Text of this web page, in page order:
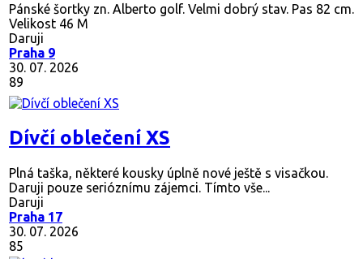
Pánské šortky zn. Alberto golf. Velmi dobrý stav. Pas 82 cm.
Velikost 46 M
Daruji
Praha 9
30. 07. 2026
89
Dívčí oblečení XS
Plná taška, některé kousky úplně nové ještě s visačkou.
Daruji pouze serióznímu zájemci. Tímto vše...
Daruji
Praha 17
30. 07. 2026
85